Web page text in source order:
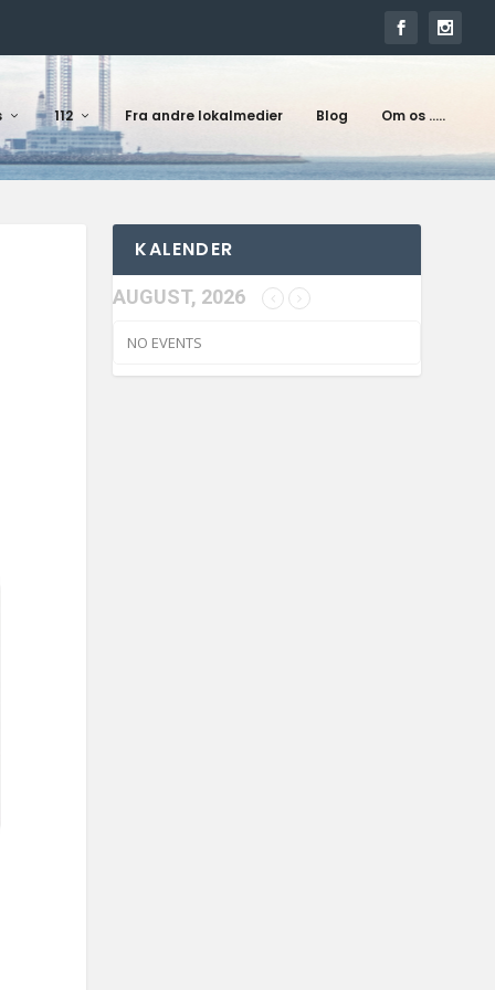
112 Fra andre lokalmedier Blog Om os …..
KALENDER
AUGUST, 2026
NO EVENTS